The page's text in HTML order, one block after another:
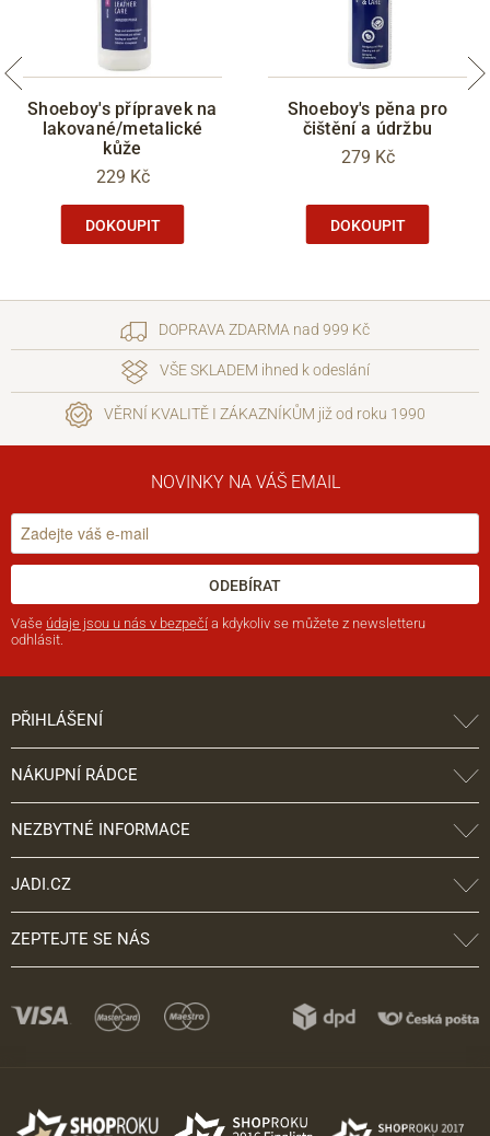
Shoeboy's přípravek na
lakované/metalické
kůže
229 Kč
DOKOUPIT
Shoeboy's pěna pro
čištění a údržbu
279 Kč
DOKOUPIT
DOPRAVA ZDARMA nad 999 Kč
VŠE SKLADEM ihned k odeslání
VĚRNÍ KVALITĚ I ZÁKAZNÍKŮM již od roku 1990
NOVINKY NA VÁŠ EMAIL
ODEBÍRAT
Vaše údaje jsou u nás v bezpečí a kdykoliv se můžete z newsletteru
odhlásit.
PŘIHLÁŠENÍ
NÁKUPNÍ RÁDCE
NEZBYTNÉ INFORMACE
JADI.CZ
ZEPTEJTE SE NÁS